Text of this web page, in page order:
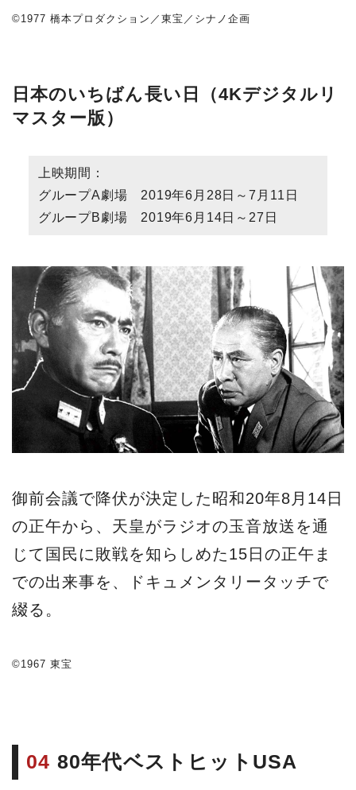
©1977 橋本プロダクション／東宝／シナノ企画
日本のいちばん長い日（4Kデジタルリ
マスター版）
上映期間：
グループA劇場 2019年6月28日～7月11日
グループB劇場 2019年6月14日～27日
御前会議で降伏が決定した昭和20年8月14日
の正午から、天皇がラジオの玉音放送を通
じて国民に敗戦を知らしめた15日の正午ま
での出来事を、ドキュメンタリータッチで
綴る。
©1967 東宝
04 80年代ベストヒットUSA